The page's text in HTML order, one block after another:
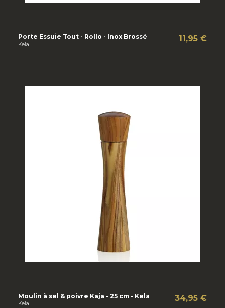
Porte Essuie Tout - Rollo - Inox Brossé
Kela
11,95 €
Moulin à sel & poivre Kaja - 25 cm - Kela
Kela
34,95 €